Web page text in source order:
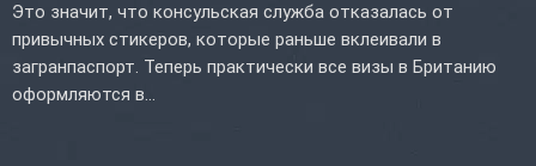
Это значит, что консульская служба отказалась от
привычных стикеров, которые раньше вклеивали в
загранпаспорт. Теперь практически все визы в Британию
оформляются в...